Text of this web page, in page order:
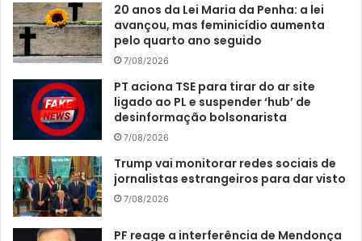
20 anos da Lei Maria da Penha: a lei
avançou, mas feminicídio aumenta
pelo quarto ano seguido
7/08/2026
PT aciona TSE para tirar do ar site
ligado ao PL e suspender ‘hub’ de
desinformação bolsonarista
7/08/2026
Trump vai monitorar redes sociais de
jornalistas estrangeiros para dar visto
7/08/2026
PF reage a interferência de Mendonça